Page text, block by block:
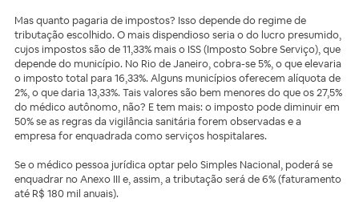
Mas quanto pagaria de impostos? Isso depende do regime de
tributação escolhido. O mais dispendioso seria o do lucro presumido,
cujos impostos são de 11,33% mais o ISS (Imposto Sobre Serviço), que
depende do município. No Rio de Janeiro, cobra-se 5%, o que elevaria
o imposto total para 16,33%. Alguns municípios oferecem alíquota de
2%, o que daria 13,33%. Tais valores são bem menores do que os 27,5%
do médico autônomo, não? E tem mais: o imposto pode diminuir em
50% se as regras da vigilância sanitária forem observadas e a
empresa for enquadrada como serviços hospitalares.
Se o médico pessoa jurídica optar pelo Simples Nacional, poderá se
enquadrar no Anexo III e, assim, a tributação será de 6% (faturamento
até R$ 180 mil anuais).